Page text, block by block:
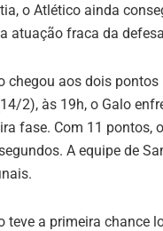
o Atlético ainda
atuação fraca da
chegou aos dois
2), às 19h, o Galo
fase. Com 11 pontos,
A equipe de
teve a primeira chance